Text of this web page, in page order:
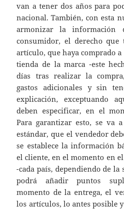
van a tener dos años para
nacional. También, con esta
armonizar la información
consumidor, el derecho
artículo, que haya comprado
tienda de la marca -este
días tras realizar la
gastos adicionales y sin
explicación, exceptuando
deben especificar, en el
Para garantizar esto, se va
estándar, que el vendedor
se establece la información
el cliente, en el momento en
-cada país, dependiendo de la
podrá añadir puntos
momento de la entrega, el
los artículos, lo antes posible